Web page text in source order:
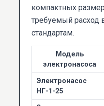
компактных
требуемый расход
стандартам.
Модель
электронасоса
Электронасос
НГ-1-25